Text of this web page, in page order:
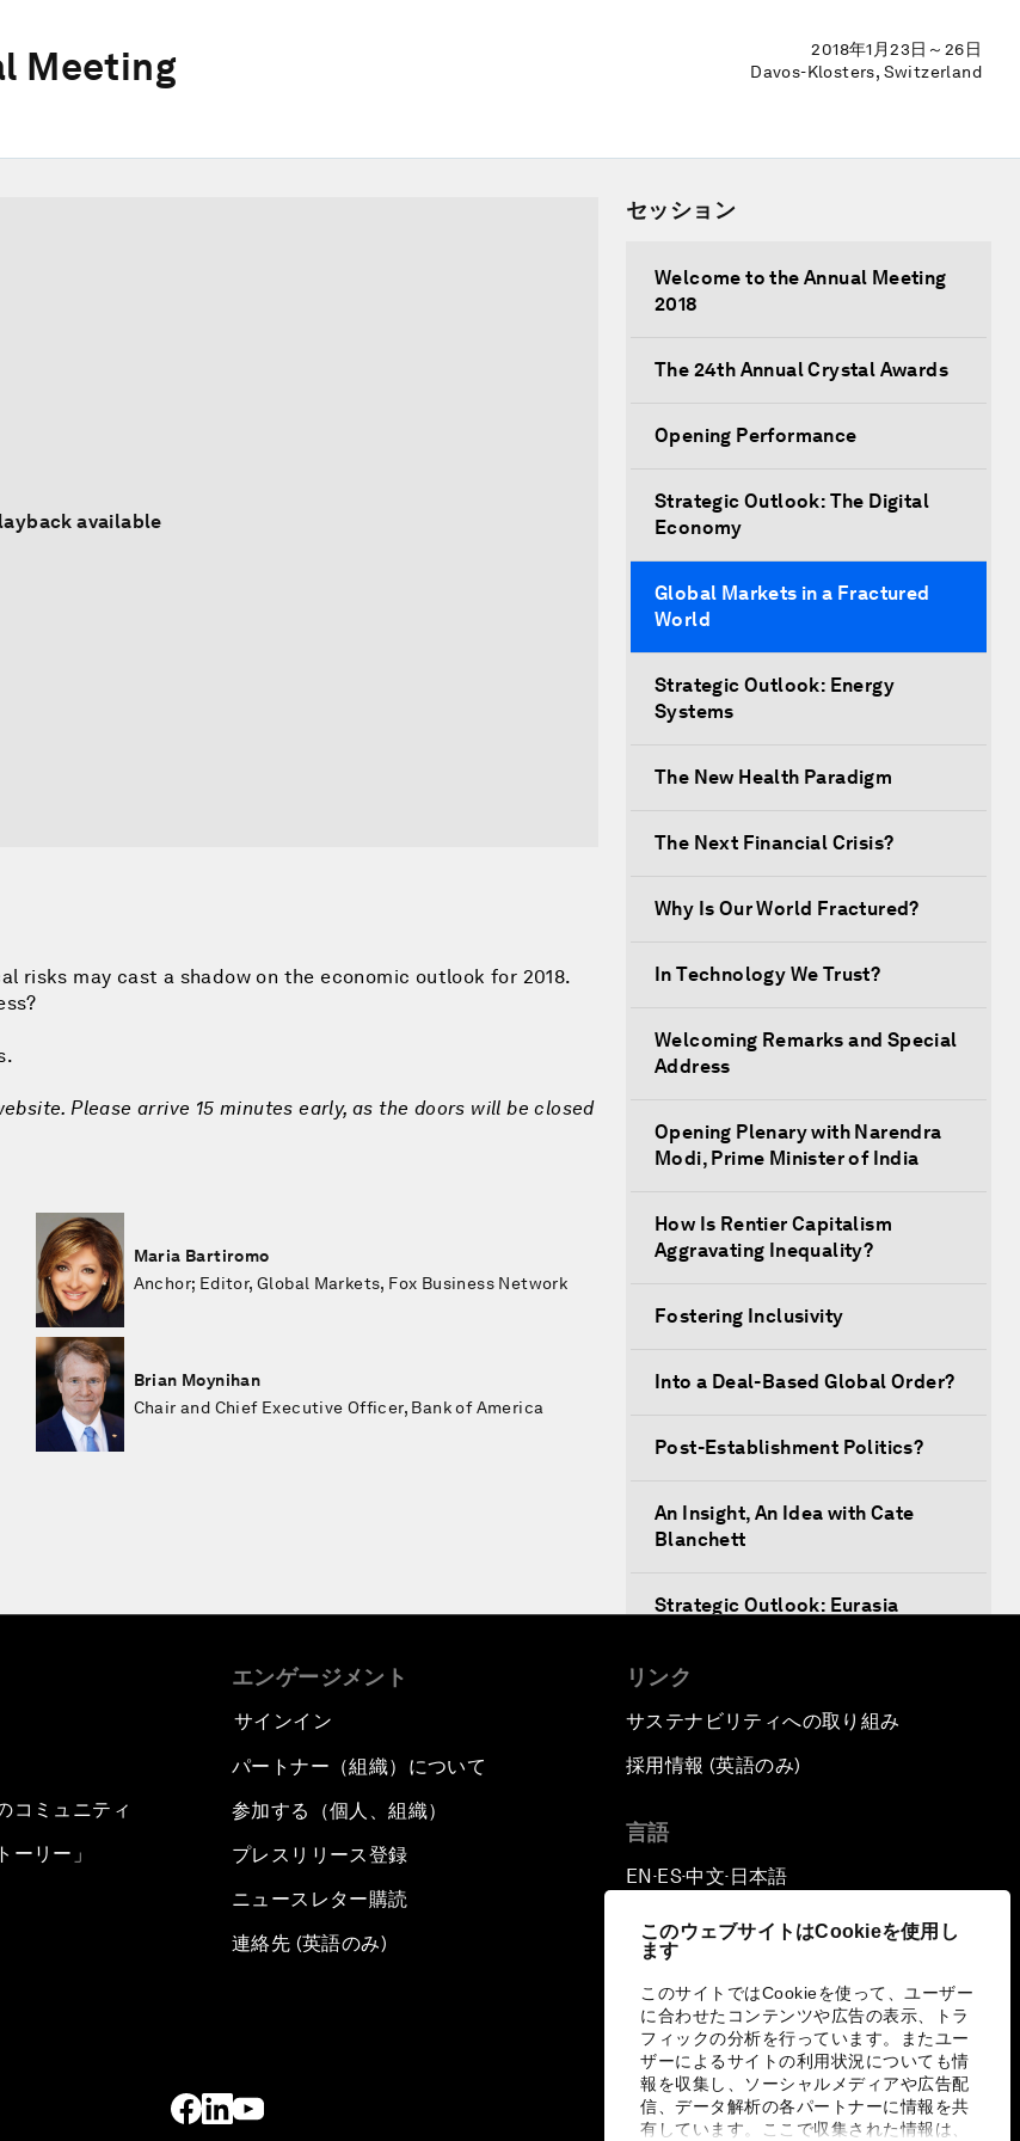
このウェブサイトはCookieを使用し
ます
このサイトではCookieを使って、ユーザー
に合わせたコンテンツや広告の表示、トラ
フィックの分析を行っています。またユー
ザーによるサイトの利用状況についても情
報を収集し、ソーシャルメディアや広告配
信、データ解析の各パートナーに情報を共
有しています。ここで収集された情報は、
Meeting
2018年1月23日～26日
Davos-Klosters, Switzerland
available
risks may cast a shadow on the economic outlook for 2018.
Please arrive 15 minutes early, as the doors will be closed
Maria Bartiromo
Anchor; Editor, Global Markets, Fox Business Network
Brian Moynihan
Chair and Chief Executive Officer, Bank of America
セッション
Welcome to the Annual Meeting
2018
The 24th Annual Crystal Awards
Opening Performance
Strategic Outlook: The Digital
Economy
Global Markets in a Fractured
World
Strategic Outlook: Energy
Systems
The New Health Paradigm
The Next Financial Crisis?
Why Is Our World Fractured?
In Technology We Trust?
Welcoming Remarks and Special
Address
Opening Plenary with Narendra
Modi, Prime Minister of India
How Is Rentier Capitalism
Aggravating Inequality?
Fostering Inclusivity
Into a Deal-Based Global Order?
Post-Establishment Politics?
An Insight, An Idea with Cate
Blanchett
Strategic Outlook: Eurasia
Reconnecting Refugees
Bio-Inspired Innovation
Unleashed
An Insight, An Idea with Shah
Can We Live with Monopolies?
Gender, Power and Stemming
Sexual Harassment
Global Science Outlook
コミュニティ
ーリー」
エンゲージメント
サインイン
パートナー（組織）について
参加する（個人、組織）
プレスリリース登録
ニュースレター購読
連絡先 (英語のみ)
リンク
サステナビリティへの取り組み
採用情報 (英語のみ)
言語
EN ▪ES▪中文▪ 日本語